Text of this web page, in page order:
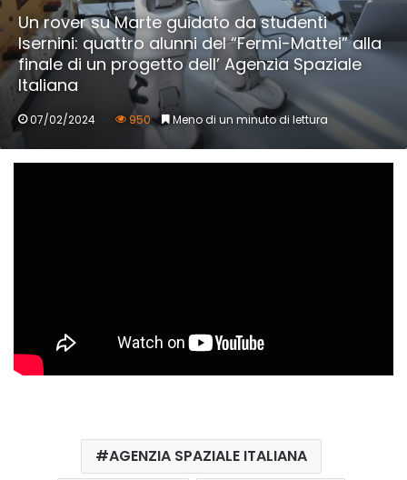
Un rover su Marte guidato da studenti
Isernini: quattro alunni del “Fermi-Mattei” alla
finale di un progetto dell’ Agenzia Spaziale
Italiana
07/02/2024 950 Meno di un minuto di lettura
AGENZIA SPAZIALE ITALIANA